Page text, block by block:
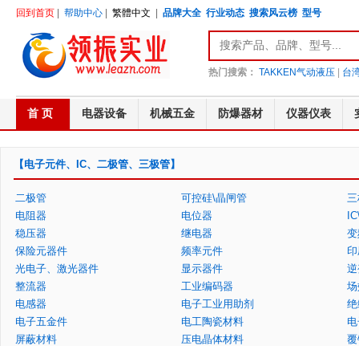
回到首页 帮助中心 繁體中文 品牌大全 行业动态 搜索风云榜 型号
热门搜索： TAKKEN气动液压 台
首 页 电器设备 机械五金 防爆器材 仪器仪表
【电子元件、IC、二极管、三极管】
二极管 可控硅\晶闸管
电阻器
电位器
稳压器
继电器
保险元器件
频率元件
光电子、激光器件
显示器件
整流器
工业编码器
电感器
电子工业用助剂
电子五金件
电工陶瓷材料
屏蔽材料
压电晶体材料